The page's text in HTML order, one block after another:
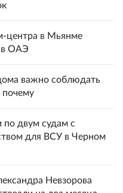
центра в Мьянме
в ОАЭ
важно соблюдать
почему
по двум судам с
для ВСУ в Черном
Невзорова